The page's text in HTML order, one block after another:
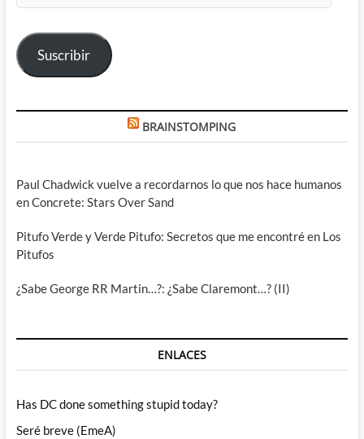
electrónico
Suscribir
BRAINSTOMPING
Paul Chadwick vuelve a recordarnos lo que nos hace humanos
en Concrete: Stars Over Sand
Pitufo Verde y Verde Pitufo: Secretos que me encontré en Los
Pitufos
¿Sabe George RR Martin…?: ¿Sabe Claremont…? (II)
ENLACES
Has DC done something stupid today?
Seré breve (EmeA)